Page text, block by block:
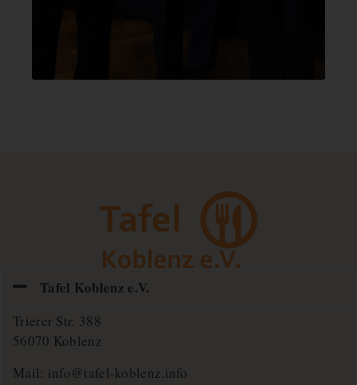
Tafel Koblenz e.V.
Trierer Str. 388
56070 Koblenz
Mail: info@tafel-koblenz.info